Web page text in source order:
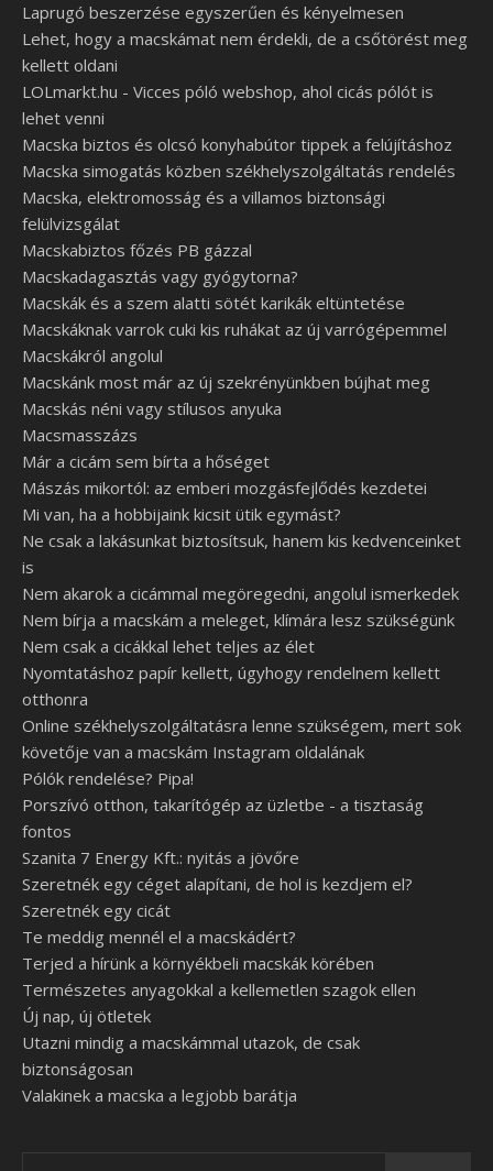
Laprugó beszerzése egyszerűen és kényelmesen
Lehet, hogy a macskámat nem érdekli, de a csőtörést meg
kellett oldani
LOLmarkt.hu - Vicces póló webshop, ahol cicás pólót is
lehet venni
Macska biztos és olcsó konyhabútor tippek a felújításhoz
Macska simogatás közben székhelyszolgáltatás rendelés
Macska, elektromosság és a villamos biztonsági
felülvizsgálat
Macskabiztos főzés PB gázzal
Macskadagasztás vagy gyógytorna?
Macskák és a szem alatti sötét karikák eltüntetése
Macskáknak varrok cuki kis ruhákat az új varrógépemmel
Macskákról angolul
Macskánk most már az új szekrényünkben bújhat meg
Macskás néni vagy stílusos anyuka
Macsmasszázs
Már a cicám sem bírta a hőséget
Mászás mikortól: az emberi mozgásfejlődés kezdetei
Mi van, ha a hobbijaink kicsit ütik egymást?
Ne csak a lakásunkat biztosítsuk, hanem kis kedvenceinket
is
Nem akarok a cicámmal megöregedni, angolul ismerkedek
Nem bírja a macskám a meleget, klímára lesz szükségünk
Nem csak a cicákkal lehet teljes az élet
Nyomtatáshoz papír kellett, úgyhogy rendelnem kellett
otthonra
Online székhelyszolgáltatásra lenne szükségem, mert sok
követője van a macskám Instagram oldalának
Pólók rendelése? Pipa!
Porszívó otthon, takarítógép az üzletbe - a tisztaság
fontos
Szanita 7 Energy Kft.: nyitás a jövőre
Szeretnék egy céget alapítani, de hol is kezdjem el?
Szeretnék egy cicát
Te meddig mennél el a macskádért?
Terjed a hírünk a környékbeli macskák körében
Természetes anyagokkal a kellemetlen szagok ellen
Új nap, új ötletek
Utazni mindig a macskámmal utazok, de csak
biztonságosan
Valakinek a macska a legjobb barátja